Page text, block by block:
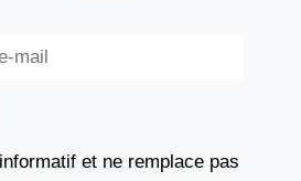
et ne remplace pas